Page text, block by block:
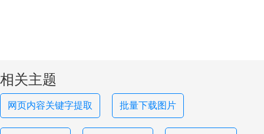
相关主题
网页内容关键字提取 批量下载图片